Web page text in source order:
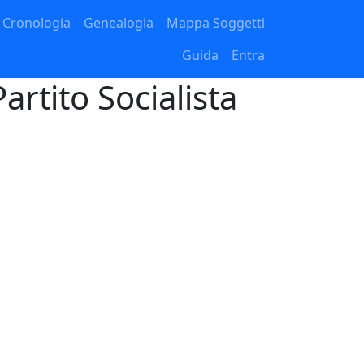
Cronologia Genealogia
Mappa Soggetti
Guida
Entra
Socialista